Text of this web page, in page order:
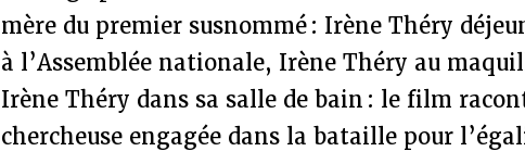
mère du premier susnommé : Irène Théry
à l’Assemblée nationale, Irène Théry au
Irène Théry dans sa salle de bain : le film
chercheuse engagée dans la bataille pour